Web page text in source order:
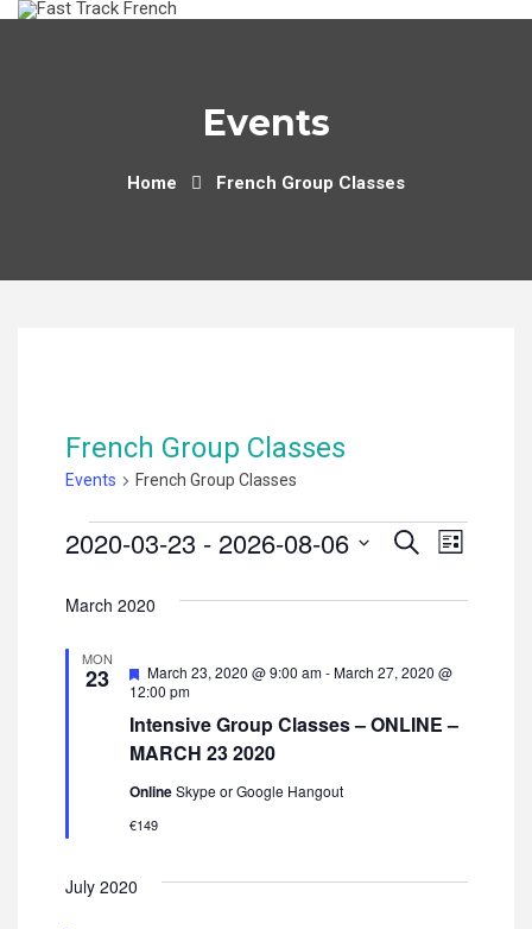
Skip
Events
Home French Group Classes
French Group Classes
Events French Group Classes
Events
Events
Search
Views
SEARCH
LIST
2020-03-23 - 2026-08-06
date.
March 2020
MON
23
Intensive Group Classes – ONLINE –
MARCH 23 2020
Featured
March 23, 2020 @ 9:00 am-March 27, 2020 @
12:00 pm
OnlineSkype or Google Hangout
€149
July 2020